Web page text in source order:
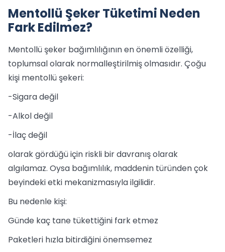
Mentollü Şeker Tüketimi Neden
Fark Edilmez?
Mentollü şeker bağımlılığının en önemli özelliği,
toplumsal olarak normalleştirilmiş olmasıdır. Çoğu
kişi mentollü şekeri:
-Sigara değil
-Alkol değil
-İlaç değil
olarak gördüğü için riskli bir davranış olarak
algılamaz. Oysa bağımlılık, maddenin türünden çok
beyindeki etki mekanizmasıyla ilgilidir.
Bu nedenle kişi:
Günde kaç tane tükettiğini fark etmez
Paketleri hızla bitirdiğini önemsemez